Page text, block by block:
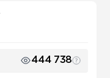
444 738